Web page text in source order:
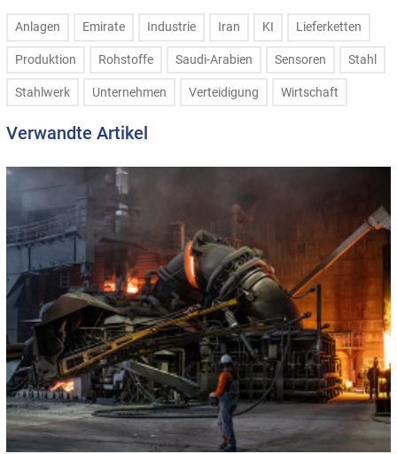
Anlagen Emirate Industrie Iran KI Lieferketten
Produktion Rohstoffe Saudi-Arabien Sensoren Stahl
Stahlwerk Unternehmen Verteidigung Wirtschaft
Verwandte Artikel